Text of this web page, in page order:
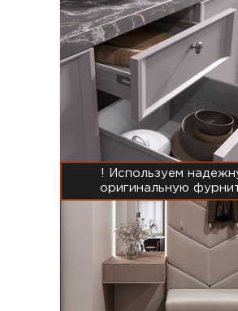
! Используем
оригинальную